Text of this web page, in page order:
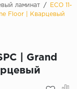
Бренды
Pergo
Quick Step
ламинат
/
ECO 11-
Floor | Кварцевый
| Grand